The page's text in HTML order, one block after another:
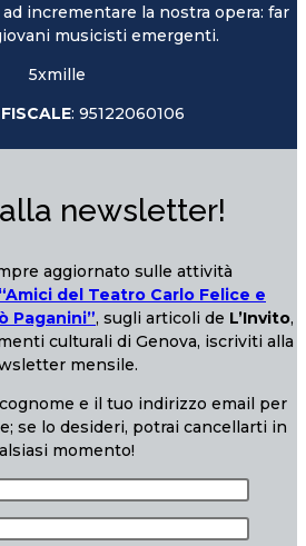
incrementare la nostra opera: far
musicisti emergenti.
5xmille
: 95122060106
newsletter!
aggiornato sulle attività
del Teatro Carlo Felice e
Paganini”, sugli articoli de L’Invito,
culturali di Genova, iscriviti alla
mensile.
e il tuo indirizzo email per
se lo desideri, potrai cancellarti in
momento!